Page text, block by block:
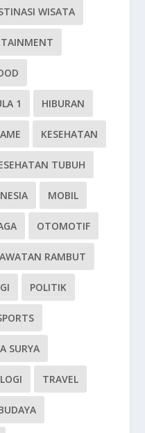
WISATA
1 HIBURAN
KESEHATAN
TUBUH
MOBIL
OTOMOTIF
RAMBUT
POLITIK
SURYA
TRAVEL